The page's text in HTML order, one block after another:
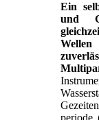
Ein
und